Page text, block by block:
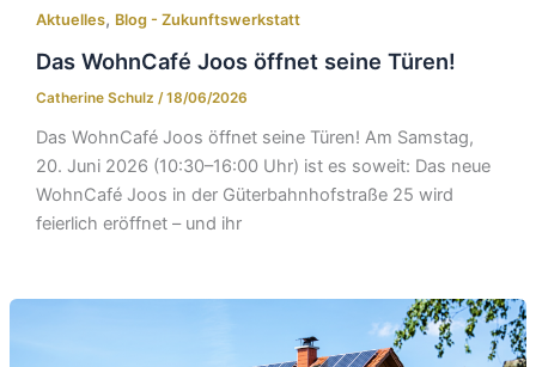
Aktuelles, Blog - Zukunftswerkstatt
Das WohnCafé Joos öffnet seine Türen!
Catherine Schulz /18/06/2026
Das WohnCafé Joos öffnet seine Türen! Am Samstag,
20. Juni 2026 (10:30–16:00 Uhr) ist es soweit: Das neue
WohnCafé Joos in der Güterbahnhofstraße 25 wird
feierlich eröffnet – und ihr